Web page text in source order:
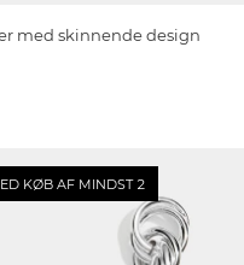
med skinnende design
KØB AF MINDST 2